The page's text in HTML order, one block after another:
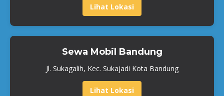
Lihat Lokasi
Sewa Mobil Bandung
Jl. Sukagalih, Kec. Sukajadi Kota Bandung
Lihat Lokasi